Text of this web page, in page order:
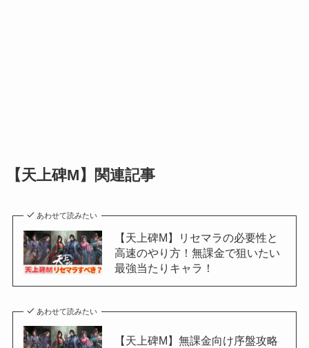
【天上碑M】関連記事
あわせて読みたい
【天上碑M】リセマラの必要性と
高速のやり方！無課金で狙いたい
最強当たりキャラ！
あわせて読みたい
【天上碑M】無課金向け序盤攻略